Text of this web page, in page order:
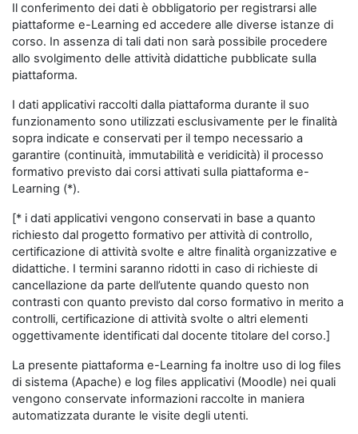
Il conferimento dei dati è obbligatorio per registrarsi alle
piattaforme e-Learning ed accedere alle diverse istanze di
corso. In assenza di tali dati non sarà possibile procedere
allo svolgimento delle attività didattiche pubblicate sulla
piattaforma.
I dati applicativi raccolti dalla piattaforma durante il suo
funzionamento sono utilizzati esclusivamente per le finalità
sopra indicate e conservati per il tempo necessario a
garantire (continuità, immutabilità e veridicità) il processo
formativo previsto dai corsi attivati sulla piattaforma e-
Learning (*).
[* i dati applicativi vengono conservati in base a quanto
richiesto dal progetto formativo per attività di controllo,
certificazione di attività svolte e altre finalità organizzative e
didattiche. I termini saranno ridotti in caso di richieste di
cancellazione da parte dell’utente quando questo non
contrasti con quanto previsto dal corso formativo in merito a
controlli, certificazione di attività svolte o altri elementi
oggettivamente identificati dal docente titolare del corso.]
La presente piattaforma e-Learning fa inoltre uso di log files
di sistema (Apache) e log files applicativi (Moodle) nei quali
vengono conservate informazioni raccolte in maniera
automatizzata durante le visite degli utenti.